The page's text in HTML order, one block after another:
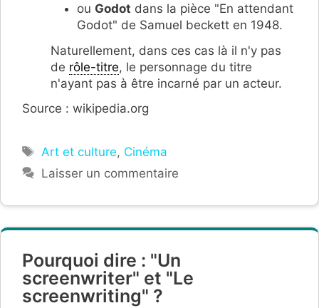
ou Godot dans la pièce "En attendant
Godot" de Samuel beckett en 1948.
Naturellement, dans ces cas là il n'y pas
de rôle-titre, le personnage du titre
n'ayant pas à être incarné par un acteur.
Source : wikipedia.org
Étiquettes
Art et culture, Cinéma
Laisser un commentaire
Pourquoi dire : "Un
screenwriter" et "Le
screenwriting" ?